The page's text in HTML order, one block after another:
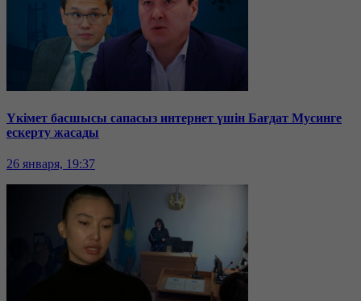
Үкімет басшысы сапасыз интернет үшін Бағдат Мусинге
ескерту жасады
26 января, 19:37